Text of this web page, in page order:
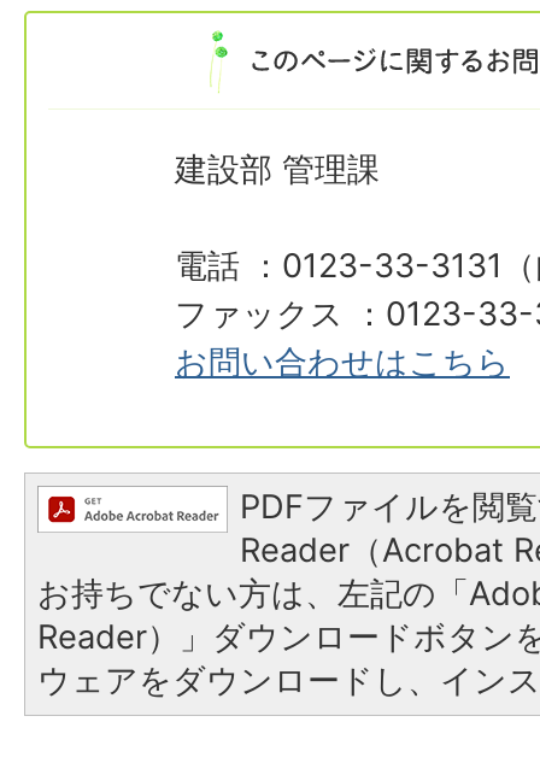
建設部 管理課
電話 ：0123-33-3131
ファックス ：0123-
お問い合わせはこちら
PDFファイルを閲
Reader（Acrobat
お持ちでない方は、左記の「
Reader）」ダウンロードボタン
ウェアをダウンロードし、イン